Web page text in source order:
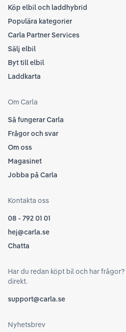
Köp elbil och laddhybrid
Populära kategorier
Carla Partner Services
Sälj elbil
Byt till elbil
Laddkarta
Om Carla
Så fungerar Carla
Frågor och svar
Om oss
Magasinet
Jobba på Carla
Kontakta oss
08 - 792 01 01
hej@carla.se
Chatta
Har du redan köpt bil och har
direkt.
support@carla.se
Nyhetsbrev